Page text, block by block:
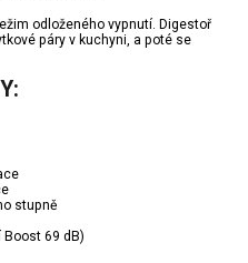
odloženého vypnutí. Digestoř
páry v kuchyni, a poté se
stupně
Boost 69 dB)